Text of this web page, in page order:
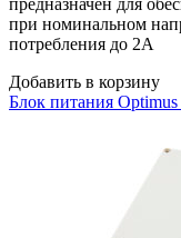
предназначен для
при номинальном
потребления до 2А
Добавить в корзину
Блок питания